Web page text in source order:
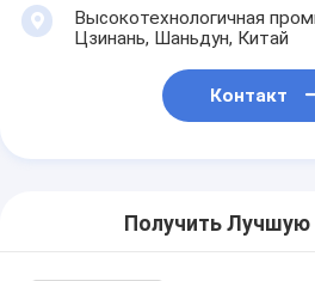
Высокотехнологичная
Цзинань, Шаньдун, Китай
Контакт
Получить